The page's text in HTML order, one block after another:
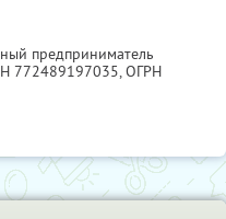
предприниматель
772489197035, ОГРН